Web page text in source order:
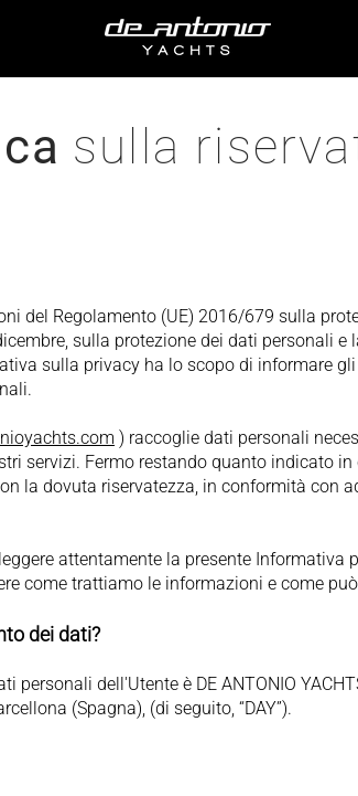
sulla
del Regolamento (UE) 2016/679 sulla
sulla protezione dei dati personali
sulla privacy ha lo scopo di informare
) raccoglie dati personali
servizi. Fermo restando quanto indicato
la dovuta riservatezza, in conformità con
attentamente la presente Informativa
come trattiamo le informazioni e come
dei dati?
personali dell'Utente è DE ANTONIO
(Spagna), (di seguito, “DAY”).